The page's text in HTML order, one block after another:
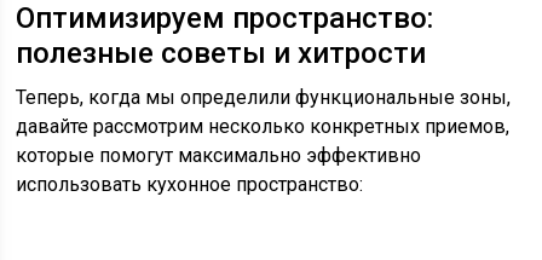
Оптимизируем пространство:
полезные советы и хитрости
Теперь, когда мы определили функциональные зоны,
давайте рассмотрим несколько конкретных приемов,
которые помогут максимально эффективно
использовать кухонное пространство: